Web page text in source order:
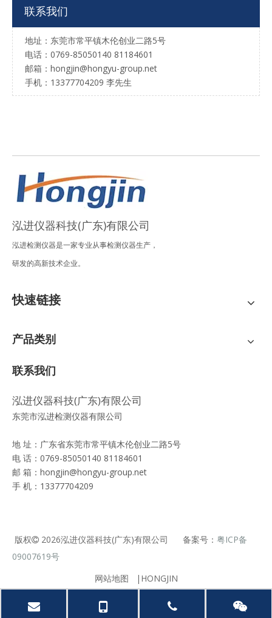
联系我们
地址：东莞市常平镇木伦创业二路5号
电话：0769-85050140 81184601
邮箱：hongjin@hongyu-group.net
手机：13377704209 李先生
泓进仪器科技(广东)有限公司
泓进检测仪器是一家专业从事检测仪器生产，
研发的高新技术企业。
快速链接
产品类别
联系我们
泓进仪器科技(广东)有限公司
东莞市泓进检测仪器有限公司
地 址：广东省东莞市常平镇木伦创业二路5号
电 话：0769-85050140 81184601
邮 箱： hongjin@hongyu-group.net
手 机：13377704209
版权 2026泓进仪器科技(广东)有限公司 备案号： 粤ICP备
09007619号
网站地图 |HONGJIN